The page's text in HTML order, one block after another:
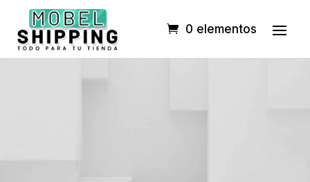
0 elementos